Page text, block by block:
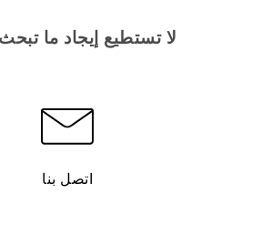
لا تستطيع إيجاد ما
اتصل بنا